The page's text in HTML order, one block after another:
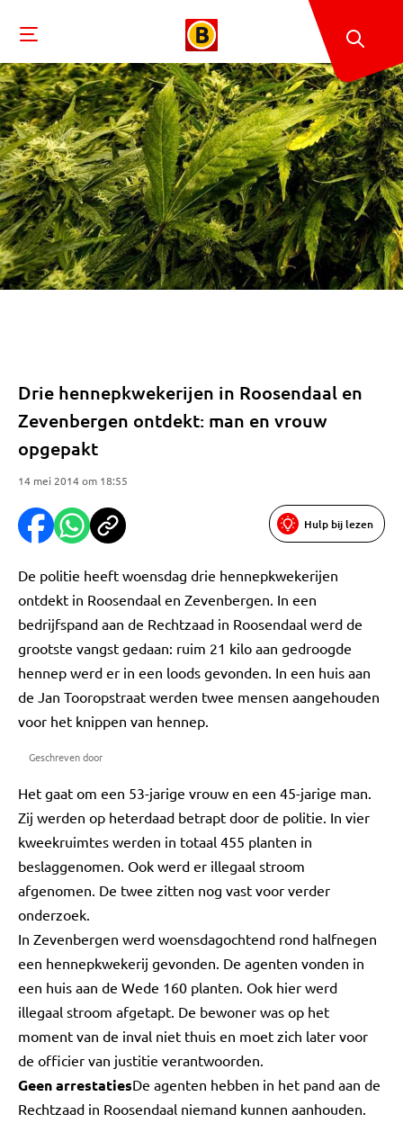
Drie hennepkwekerijen in Roosendaal en
Zevenbergen ontdekt: man en vrouw
opgepakt
14 mei 2014 om 18:55
Hulp bij lezen
De politie heeft woensdag drie hennepkwekerijen
ontdekt in Roosendaal en Zevenbergen. In een
bedrijfspand aan de Rechtzaad in Roosendaal werd de
grootste vangst gedaan: ruim 21 kilo aan gedroogde
hennep werd er in een loods gevonden. In een huis aan
de Jan Tooropstraat werden twee mensen aangehouden
voor het knippen van hennep.
Geschreven door
Het gaat om een 53-jarige vrouw en een 45-jarige man.
Zij werden op heterdaad betrapt door de politie. In vier
kweekruimtes werden in totaal 455 planten in
beslaggenomen. Ook werd er illegaal stroom
afgenomen. De twee zitten nog vast voor verder
onderzoek.
In Zevenbergen werd woensdagochtend rond halfnegen
een hennepkwekerij gevonden. De agenten vonden in
een huis aan de Wede 160 planten. Ook hier werd
illegaal stroom afgetapt. De bewoner was op het
moment van de inval niet thuis en moet zich later voor
de officier van justitie verantwoorden.
Geen arrestatiesDe agenten hebben in het pand aan de
Rechtzaad in Roosendaal niemand kunnen aanhouden.